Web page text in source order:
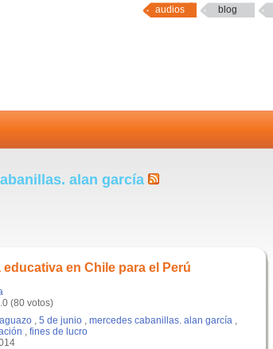
audios blog
alan garcía
en Chile para el Perú
(80 votos)
, 5 de junio , mercedes cabanillas. alan garcía ,
, fines de lucro